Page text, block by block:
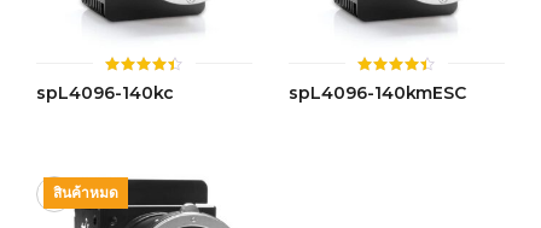
ให้
คะแนน
spL4096-140kc
ให้
คะแนน
spL4096-140kmESC
สินค้าหมด